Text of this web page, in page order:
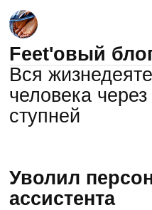
Feet'овый
Вся
человека
ступней
Уволил
ассистента